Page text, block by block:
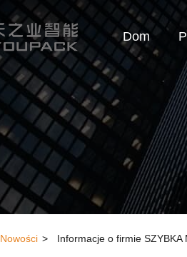
Dom
Nowości > Informacje o firmie SZYBKA